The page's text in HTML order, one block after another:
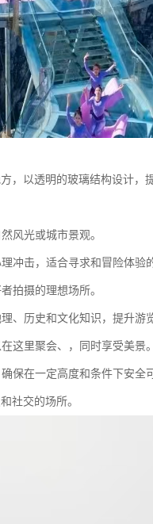
，以透明的玻璃结构设计，
风光或城市景观。
冲击，适合寻求和冒险体验
拍摄的理想场所。
、历史和文化知识，提升游
这里聚会、，同时享受美景。
保在一定高度和条件下安全
社交的场所。